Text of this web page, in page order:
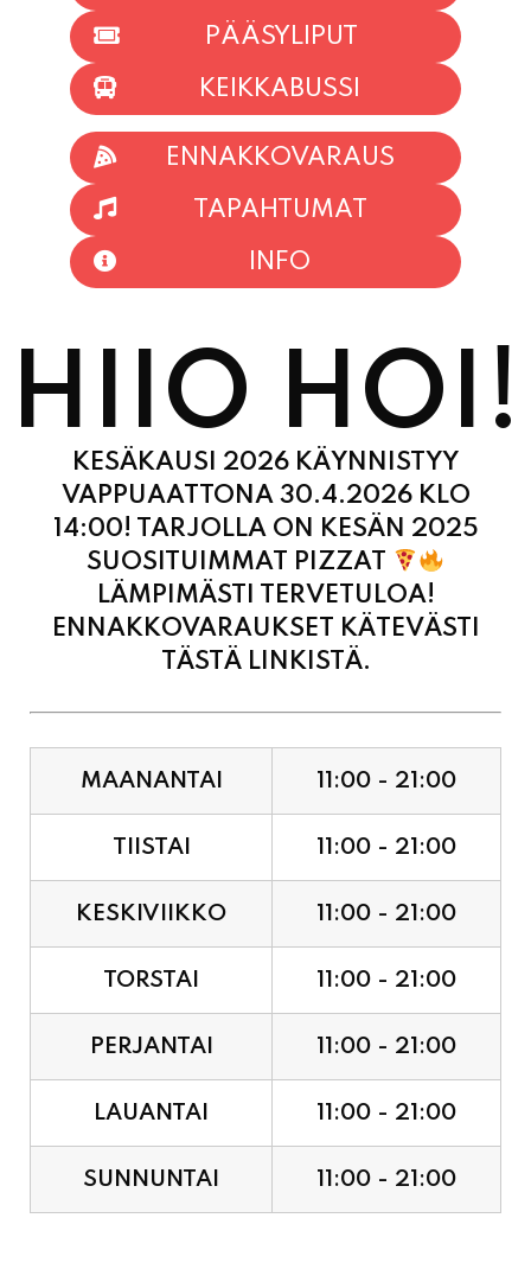
PÄÄSYLIPUT
KEIKKABUSSI
ENNAKKOVARAUS
TAPAHTUMAT
INFO
HIIO HOI!
KESÄKAUSI 2026 KÄYNNISTYY
VAPPUAATTONA 30.4.2026 KLO
14:00! TARJOLLA ON KESÄN 2025
SUOSITUIMMAT PIZZAT
LÄMPIMÄSTI TERVETULOA!
ENNAKKOVARAUKSET KÄTEVÄSTI
TÄSTÄ LINKISTÄ.
MAANANTAI 11:00 - 21:00
TIISTAI 11:00 - 21:00
KESKIVIIKKO 11:00 - 21:00
TORSTAI 11:00 - 21:00
PERJANTAI 11:00 - 21:00
LAUANTAI 11:00 - 21:00
SUNNUNTAI 11:00 - 21:00